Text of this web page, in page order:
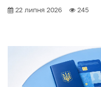
22 липня 2026 245